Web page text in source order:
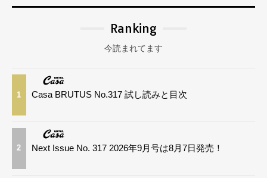
Ranking
今読まれてます
1 Casa BRUTUS No.317 試し読みと目次
2 Next Issue No. 317 2026年9月号は8月7日発売！